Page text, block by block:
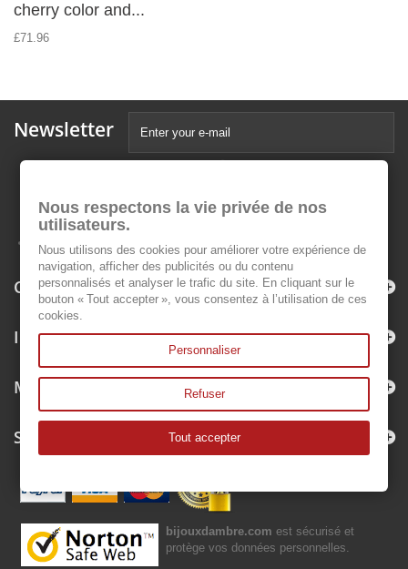
cherry color and...
£71.96
Newsletter
Categories
Information
My account
Store Information
bijouxdambre.com est sécurisé et
protège vos données personnelles.
Nous respectons la vie privée de nos
utilisateurs.
Nous utilisons des cookies pour améliorer votre expérience de
navigation, afficher des publicités ou du contenu
personnalisés et analyser le trafic du site. En cliquant sur le
bouton « Tout accepter », vous consentez à l’utilisation de ces
cookies.
Personnaliser
Refuser
Tout accepter